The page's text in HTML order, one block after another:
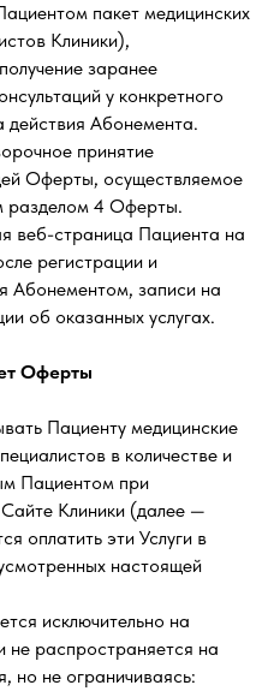
пакет медицинских
Клиники),
заранее
у конкретного
действия Абонемента.
принятие
Оферты, осуществляемое
разделом 4 Оферты.
веб-страница Пациента на
регистрации и
Абонементом, записи на
об оказанных услугах.
Оферты
Пациенту медицинские
в количестве и
Пациентом при
Клиники (далее —
оплатить эти Услуги в
настоящей
исключительно на
не распространяется на
но не ограничиваясь: